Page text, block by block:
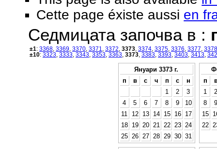
Cette page éxiste aussi en
Седмицата започва в :
±1: 3368 3369 3370 3371 3372 3373 3374 3375 3376 3377 3378
±10: 3323 3333 3343 3353 3363 3373 3383 3393 3403 3413
Януари 3373 г.
п
в с ч п с
н
1
2
3
4
5 6 7 8 9
10
11
12 13 14 15 16
17
18
19 20 21 22 23
24
25
26 27 28 29 30 31
п
1
2
8
9
15
22